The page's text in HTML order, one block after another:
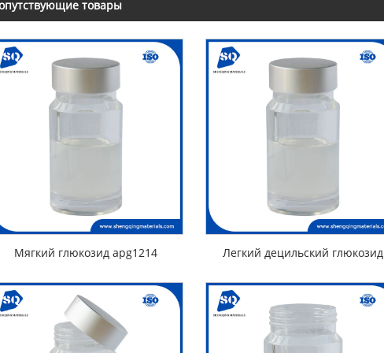
товары
Мягкий глюкозид apg1214 Легкий децильский глюкозид